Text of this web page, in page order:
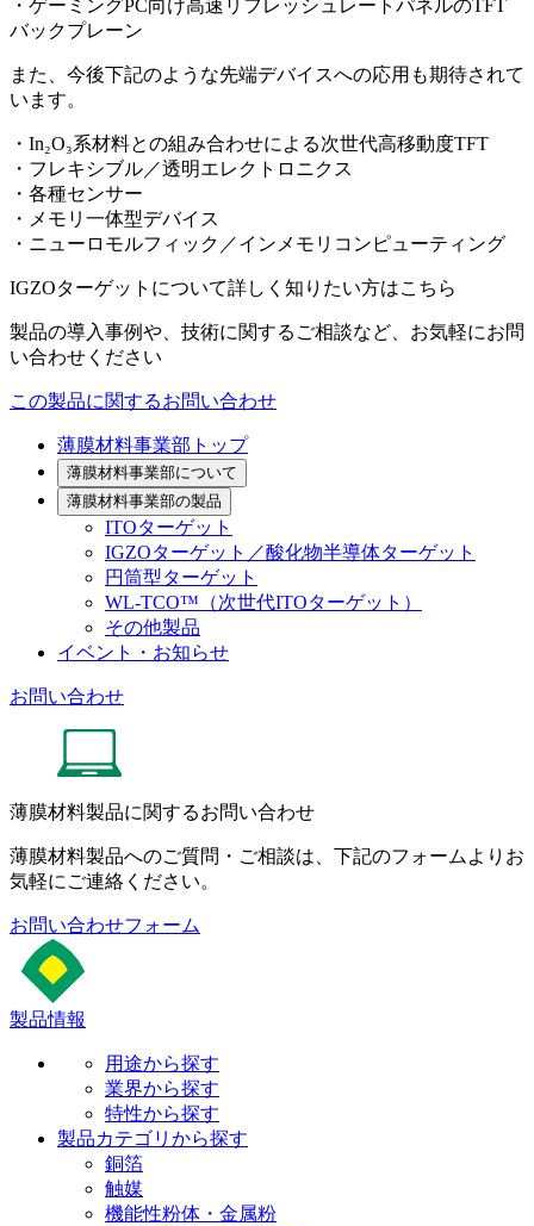
・ゲーミングPC向け高速リフレッシュレートパネルのTFT
バックプレーン
また、今後下記のような先端デバイスへの応用も期待されて
います。
・In₂O₃系材料との組み合わせによる次世代高移動度TFT
・フレキシブル／透明エレクトロニクス
・各種センサー
・メモリ一体型デバイス
・ニューロモルフィック／インメモリコンピューティング
IGZOターゲットについて詳しく知りたい方はこちら
製品の導入事例や、技術に関するご相談など、お気軽にお問
い合わせください
この製品に関するお問い合わせ
薄膜材料事業部トップ
薄膜材料事業部について
薄膜材料事業部の製品
ITOターゲット
IGZOターゲット／酸化物半導体ターゲット
円筒型ターゲット
WL-TCO™（次世代ITOターゲット）
その他製品
イベント・お知らせ
お問い合わせ
薄膜材料製品に関するお問い合わせ
薄膜材料製品へのご質問・ご相談は、下記のフォームよりお
気軽にご連絡ください。
お問い合わせフォーム
製品情報
用途から探す
業界から探す
特性から探す
製品カテゴリから探す
銅箔
触媒
機能性粉体・金属粉